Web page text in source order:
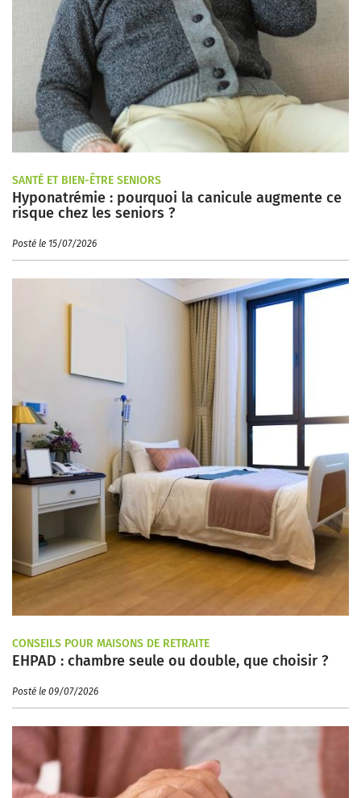
SANTÉ ET BIEN-ÊTRE SENIORS
Hyponatrémie : pourquoi la canicule augmente ce
risque chez les seniors ?
Posté le 15/07/2026
CONSEILS POUR MAISONS DE RETRAITE
EHPAD : chambre seule ou double, que choisir ?
Posté le 09/07/2026